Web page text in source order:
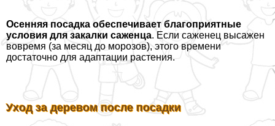
Осенняя посадка обеспечивает благоприятные
условия для закалки саженца. Если саженец высажен
вовремя (за месяц до морозов), этого времени
достаточно для адаптации растения.
Уход за деревом после посадки